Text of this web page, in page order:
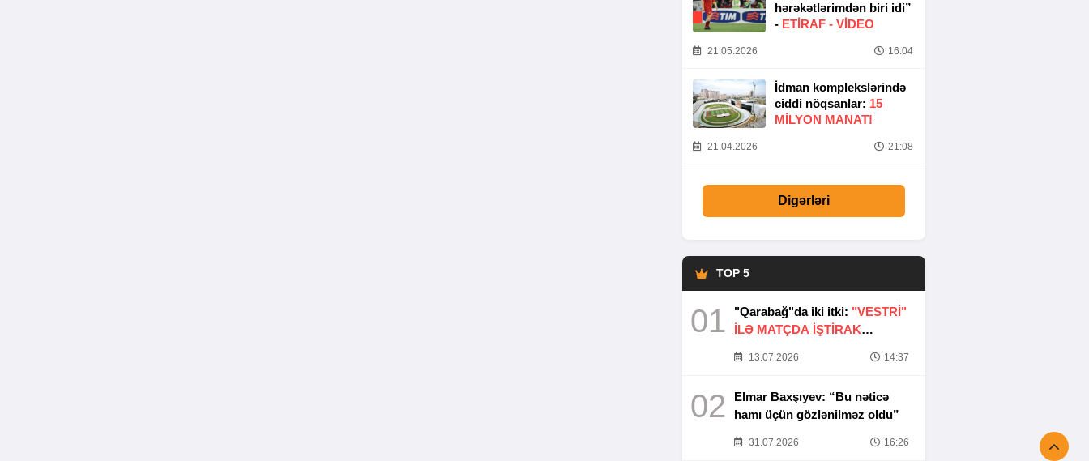
hərəkətlərimdən biri idi”
- ETIRAF - VİDEO
21.05.2026 16:04
İdman komplekslərində
ciddi nöqsanlar: 15
MILYON MANAT!
21.04.2026 21:08
Digərləri
TOP 5
01 "Qarabağ"da iki itki: "VESTRİ"
İLƏ MATÇDA İŞTİRAK
13.07.2026 14:37
02
Elmar Baxşıyev: “Bu nəticə
hamı üçün gözlənilməz oldu”
31.07.2026 16:26